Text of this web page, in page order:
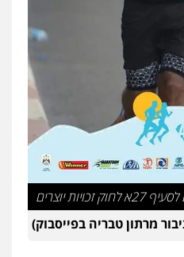
יוצרים
מרתון טבריה בפייסבוק)
צווארון לבן
אסירים מעצרים וחקירות
מח"ש אזרחי
– משרד עו"ד
חמורה מעצרים צווארון לבן